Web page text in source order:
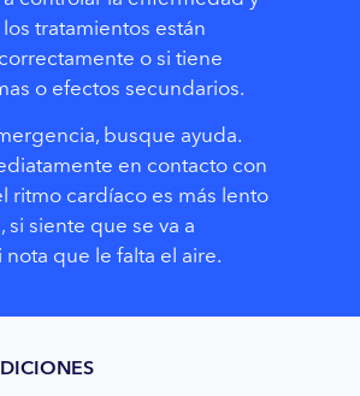
tratamientos están
o si tiene
o efectos secundarios.
busque ayuda.
en contacto con
ritmo cardíaco es más lento
siente que se va a
que le falta el aire.